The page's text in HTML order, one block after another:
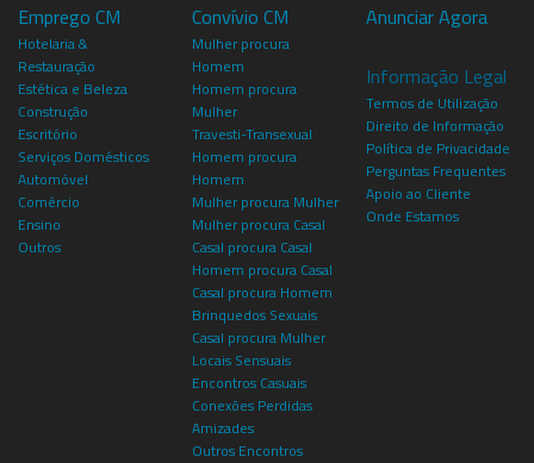
Emprego CM
Hotelaria &
Restauração
Estética e Beleza
Construção
Escritório
Serviços Domésticos
Automóvel
Comércio
Ensino
Outros
Convívio CM
Mulher procura
Homem
Homem procura
Mulher
Travesti-Transexual
Homem procura
Homem
Mulher procura Mulher
Mulher procura Casal
Casal procura Casal
Homem procura Casal
Casal procura Homem
Brinquedos Sexuais
Casal procura Mulher
Locais Sensuais
Encontros Casuais
Conexões Perdidas
Amizades
Outros Encontros
Anunciar Agora
Informação Legal
Termos de Utilização
Direito de Informação
Política de Privacidade
Perguntas Frequentes
Apoio ao Cliente
Onde Estamos